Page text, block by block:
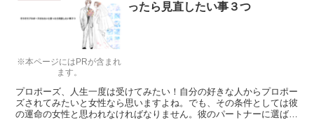
※本ページにはPRが含まれ
ます。
ったら見直したい事３つ
プロポーズ、人生一度は受けてみたい！自分の好きな人からプロポー
ズされてみたいと女性なら思いますよね。でも、その条件としては彼
の運命の女性と思われなければなりません。彼のパートナーに選ばれ